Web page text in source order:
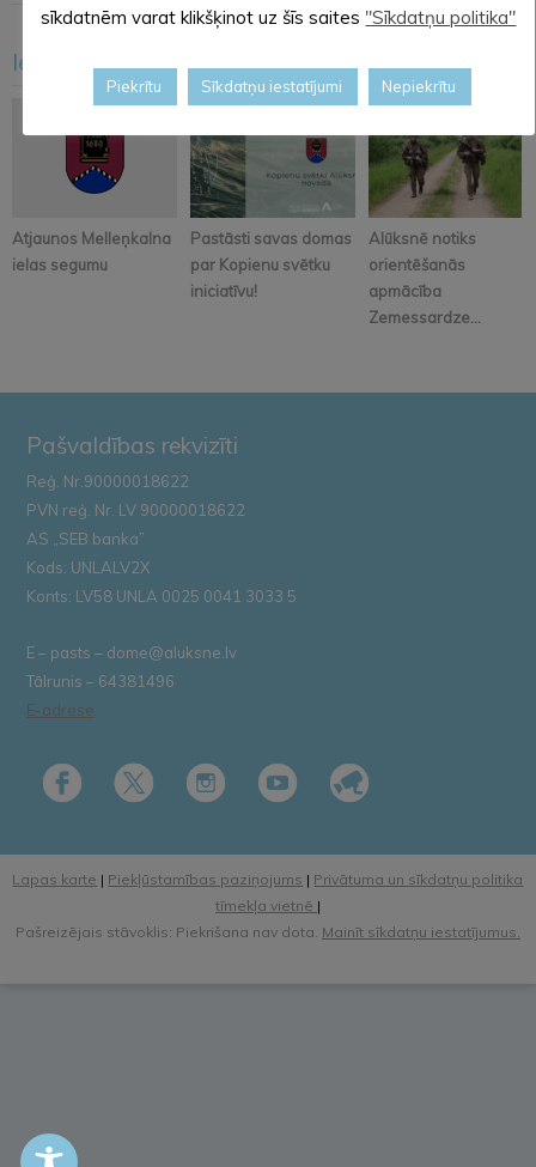
Iesakām arī šo
Atjaunos Melleņkalna
ielas segumu
Pastāsti savas domas
par Kopienu svētku
iniciatīvu!
Alūksnē notiks
orientēšanās
apmācība
Zemessardze...
Pašvaldības rekvizīti
Reģ. Nr.90000018622
PVN reģ. Nr. LV 90000018622
AS „SEB banka”
Kods: UNLALV2X
Konts: LV58 UNLA 0025 0041 3033 5
E – pasts – dome@aluksne.lv
Tālrunis – 64381496
E-adrese
Lapas karte | Piekļūstamības paziņojums | Privātuma un sīkdatņu politika
tīmekļa vietnē |
Pašreizējais stāvoklis: Piekrišana nav dota. Mainīt sīkdatņu iestatījumus.
sīkdatnēm varat klikšķinot uz šīs saites "Sīkdatņu politika"
Piekrītu Sīkdatņu iestatījumi Nepiekrītu